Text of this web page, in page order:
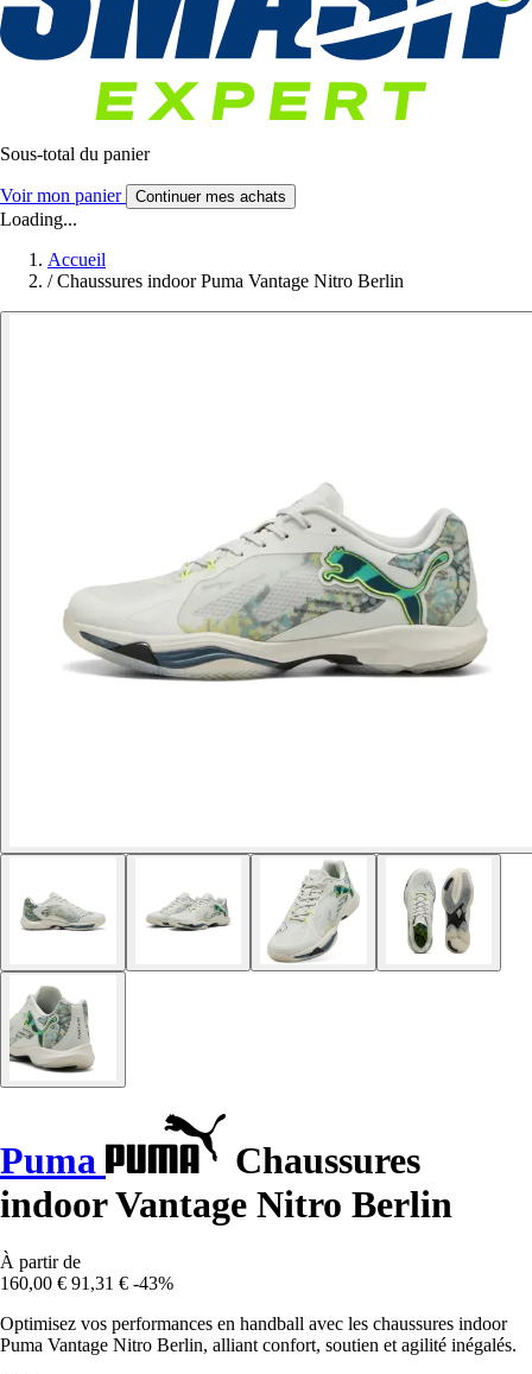
Sous-total du panier
Voir mon panier Continuer mes achats
Loading...
Accueil
/ Chaussures indoor Puma Vantage Nitro Berlin
Puma
Chaussures
indoor Vantage Nitro Berlin
À partir de
160,00 € 91,31 € -43%
Optimisez vos performances en handball avec les chaussures indoor
Puma Vantage Nitro Berlin, alliant confort, soutien et agilité inégalés.